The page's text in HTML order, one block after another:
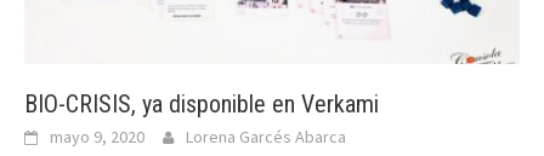
BIO-CRISIS, ya disponible en Verkami
mayo 9, 2020 Lorena Garcés Abarca